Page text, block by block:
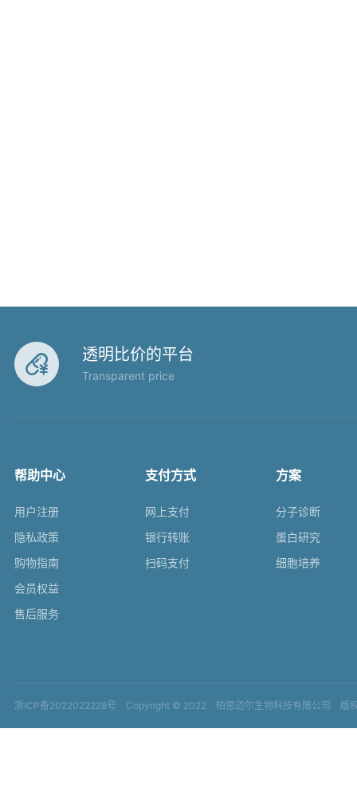
 透明比价的平台
Transparent price
帮助中心
用户注册
隐私政策
购物指南
会员权益
售后服务
支付方式
网上支付
银行转账
扫码支付
方案
分子诊断
蛋白研究
细胞培养
浙ICP备2022022228号 Copyright © 2022 柏思迈尔生物科技有限公司 版